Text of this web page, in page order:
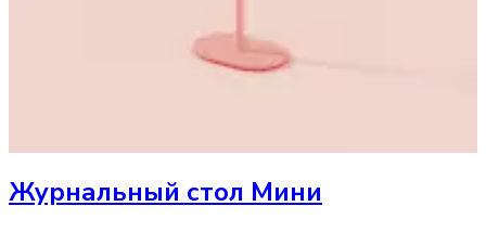
Журнальный стол Мини